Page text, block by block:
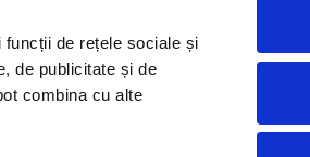
de rețele sociale și
de publicitate și de
combina cu alte